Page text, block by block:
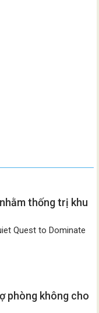
thống trị khu
Quest to Dominate
phòng không cho